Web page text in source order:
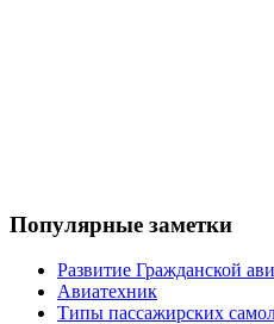
Популярные заметки
Развитие Гражданской
Авиатехник
Типы пассажирских